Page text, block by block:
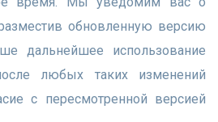
обновленную версию
дальнейшее использование
любых таких изменений
с пересмотренной версией